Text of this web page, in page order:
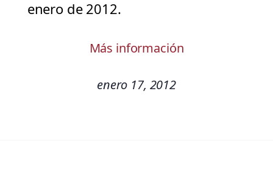
enero de 2012.
Más información
enero 17, 2012